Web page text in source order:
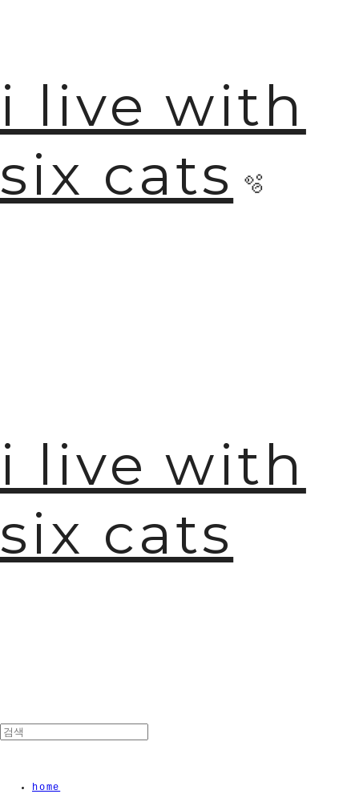
i live with
six cats
i live with
six cats
home